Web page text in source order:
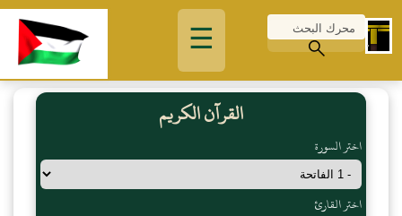
☰
القرآن الكريم
اختر السورة
اختر القارئ